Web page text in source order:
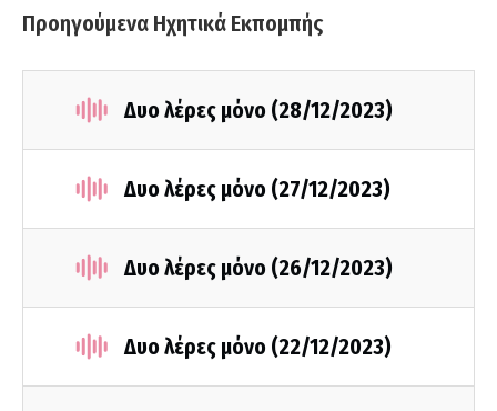
Προηγούμενα Ηχητικά Εκπομπής
Δυο λέρες μόνο (28/12/2023)
Δυο λέρες μόνο (27/12/2023)
Δυο λέρες μόνο (26/12/2023)
Δυο λέρες μόνο (22/12/2023)